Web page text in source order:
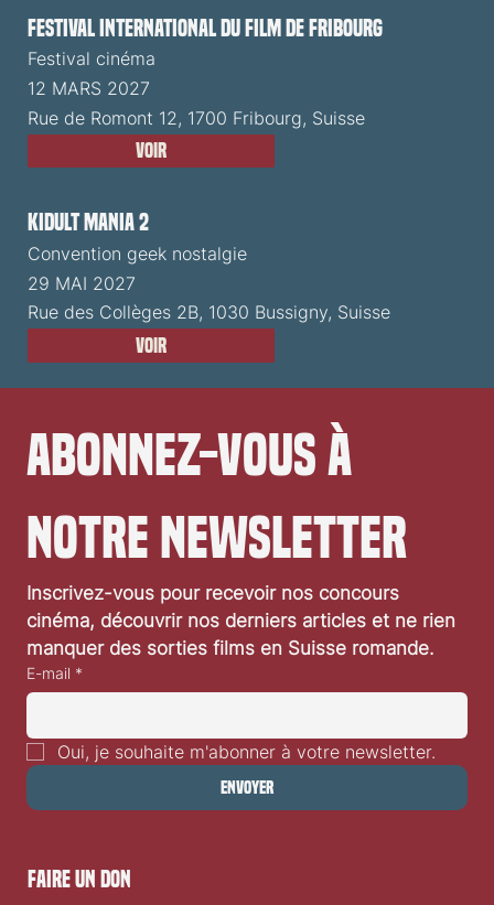
Festival International du Film de Fribourg
Festival cinéma
12 MARS 2027
Rue de Romont 12, 1700 Fribourg, Suisse
Voir
Kidult Mania 2
Convention geek nostalgie
29 MAI 2027
Rue des Collèges 2B, 1030 Bussigny, Suisse
Voir
Abonnez-vous à
notre newsletter
Inscrivez-vous pour recevoir nos concours
cinéma, découvrir nos derniers articles et ne rien
manquer des sorties films en Suisse romande.
E-mail *
Oui, je souhaite m'abonner à votre newsletter.
Envoyer
faire un don